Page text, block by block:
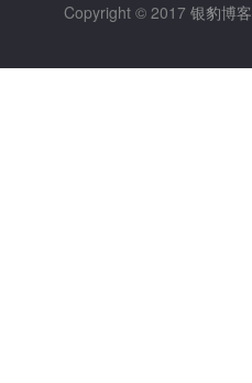
Copyright © 2017 银豹博客